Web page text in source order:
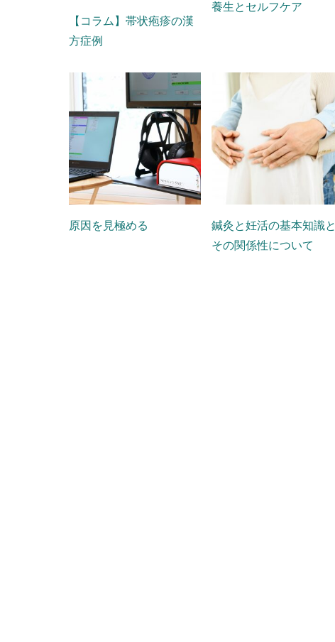
【コラム】帯状疱疹の漢
方症例
養生とセルフケア
原因を見極める
鍼灸と妊活の基本知識と
その関係性について